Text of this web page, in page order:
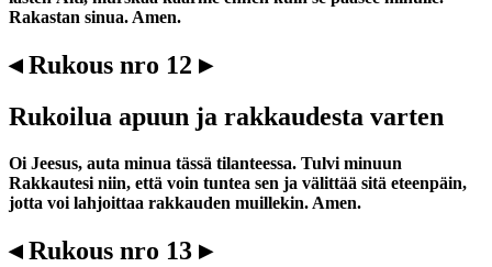
Rakastan sinua. Amen.
◂ Rukous nro 12 ▸
Rukoilua apuun ja rakkaudesta varten
Oi Jeesus, auta minua tässä tilanteessa. Tulvi minuun
Rakkautesi niin, että voin tuntea sen ja välittää sitä eteenpäin,
jotta voi lahjoittaa rakkauden muillekin. Amen.
◂ Rukous nro 13 ▸